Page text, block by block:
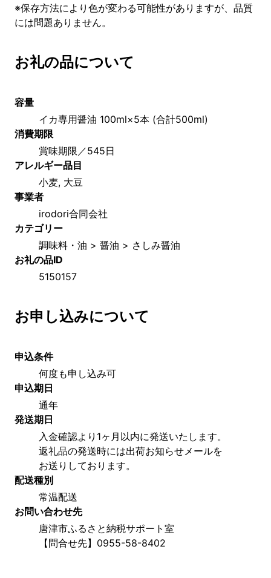
※保存方法により色が変わる可能性がありますが、品質
には問題ありません。
お礼の品について
容量
消費期限
賞味期限／545日
アレルギー品目
小麦, 大豆
事業者
irodori合同会社
カテゴリー
調味料・油 > 醤油 > さしみ醤油
お礼の品ID
5150157
お申し込みについて
申込条件
何度も申し込み可
申込期日
通年
発送期日
入金確認より1ヶ月以内に発送いたします。
返礼品の発送時には出荷お知らせメールを
お送りしております。
配送種別
常温配送
お問い合わせ先
唐津市ふるさと納税サポート室
【問合せ先】0955-58-8402